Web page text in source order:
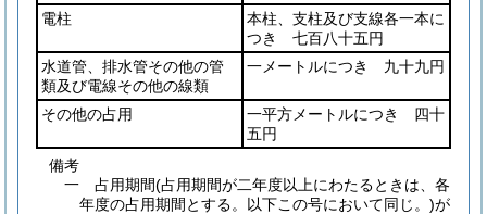
電柱
本柱、支柱及び支線各一本に
つき 七百八十五円
水道管、排水管その他の管
類及び電線その他の線類
一メートルにつき 九十九円
その他の占用
一平方メートルにつき 四十
五円
備考
一 占用期間(占用期間が二年度以上にわたるときは、各
年度の占用期間とする。以下この号において同じ。)が